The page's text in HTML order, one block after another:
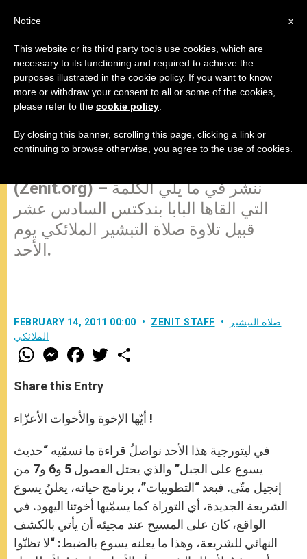
كلمة البابا قبيل تلاوة صلاة التبشير
الملائكي
(Zenit.org) – ننشر في ما يلي الكلمة
التي القاها البابا بندكتس السادس عشر
قبيل تلاوة صلاة التبشير الملائكي يوم
الأحد.
FEBRUARY 14, 2011 00:00 ZENIT STAFF
صلاة التبشير
الملائكي
W
h
t
s
p
p
M
e
s
e
g
e
F
a
e
b
o
k
w
r
Share this Entry
أيّها الإخوة والأخوات الأعزّاء !
في ليتورجية هذا الأحد نواصلُ قراءة ما نسمّيه “حديث
يسوع على الجبل” والذي يحتل الفصول 5 و6 و7 من
إنجيل متّى. فبعد “التطويبات”، برنامج حياته، يعلنُ يسوع
الشريعة الجديدة، أي التوراة كما يسمّيها أخوتنا اليهود. في
الواقع، كان على المسيح عند مجيئه أن يأتي بالكشف
النهائي للشريعة، وهذا ما يعلنه يسوع بالضبط: “لا تظنّوا
x
Notice
This website or its third party tools use cookies, which are
necessary to its functioning and required to achieve the
purposes illustrated in the cookie policy. If you want to know
more or withdraw your consent to all or some of the cookies,
please refer to the cookie policy
By closing this banner, scrolling this page, clicking a link or
continuing to browse otherwise, you agree to the use of cookies.